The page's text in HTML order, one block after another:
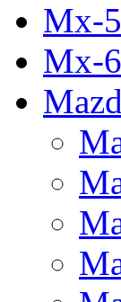
Mx-5
Mx-6